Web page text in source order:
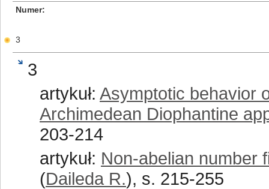
Numer
3
3
artykuł: Asymptotic behavior
Archimedean Diophantine
203-214
artykuł: Non-abelian number
(Daileda R.), s. 215-255